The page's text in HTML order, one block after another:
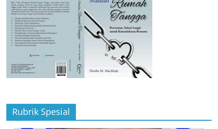
Rubrik Spesial